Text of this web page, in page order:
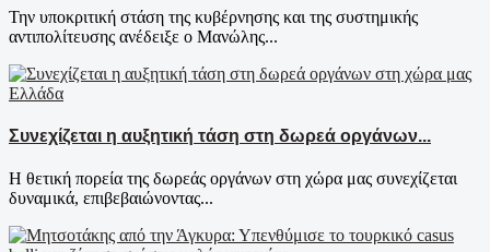
Την υποκριτική στάση της κυβέρνησης και της συστημικής
αντιπολίτευσης ανέδειξε ο Μανώλης...
Ελλάδα
Συνεχίζεται η αυξητική τάση στη δωρεά οργάνων...
Η θετική πορεία της δωρεάς οργάνων στη χώρα μας συνεχίζεται
δυναμικά, επιβεβαιώνοντας...